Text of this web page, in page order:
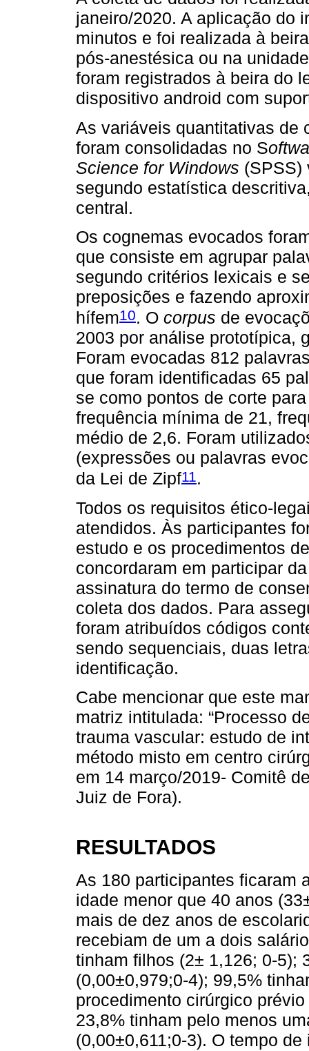
janeiro/2020. A aplicação do
minutos e foi realizada à
pós-anestésica ou na
foram registrados à beira do
dispositivo android com
As variáveis quantitativas de
foram consolidadas no S
Science for Windows (SPSS)
segundo estatística
central.
Os cognemas evocados
que consiste em agrupar
segundo critérios lexicais e
preposições e fazendo
hífem10. O corpus de
2003 por análise prototípica,
Foram evocadas 812
que foram identificadas 65
se como pontos de corte
frequência mínima de 21,
médio de 2,6. Foram
(expressões ou palavras
da Lei de Zipf11 .
Todos os requisitos ético-
atendidos. Às participantes
estudo e os procedimentos
concordaram em participar
assinatura do termo de
coleta dos dados. Para
foram atribuídos códigos
sendo sequenciais, duas
identificação.
Cabe mencionar que este
matriz intitulada: “Processo
trauma vascular: estudo de
método misto em centro
em 14 março/2019- Comitê
Juiz de Fora).
RESULTADOS
As 180 participantes ficaram
idade menor que 40 anos
mais de dez anos de
recebiam de um a dois
tinham filhos (2± 1,126; 0-5);
(0,00±0,979;0-4); 99,5%
procedimento cirúrgico
23,8% tinham pelo menos
(0,00±0,611;0-3). O tempo